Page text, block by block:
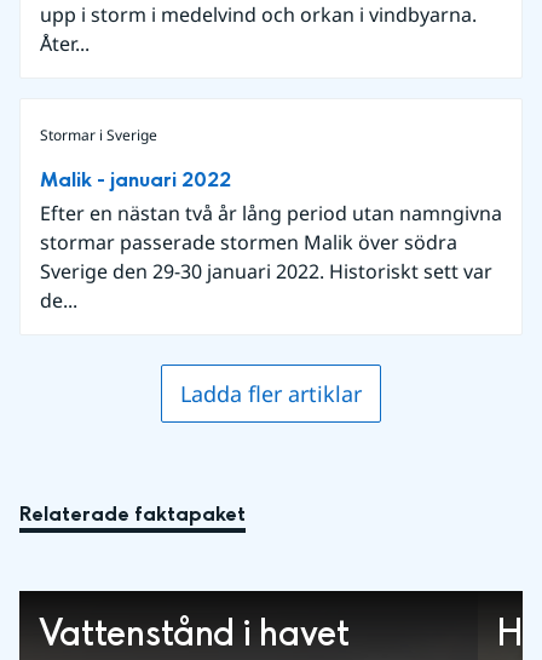
upp i storm i medelvind och orkan i vindbyarna.
Åter...
Stormar i Sverige
Malik - januari 2022
Efter en nästan två år lång period utan namngivna
stormar passerade stormen Malik över södra
Sverige den 29-30 januari 2022. Historiskt sett var
de...
Ladda fler artiklar
Relaterade faktapaket
Vattenstånd i havet